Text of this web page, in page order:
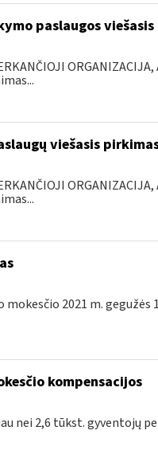
paslaugos
ORGANIZACIJA,
viešasis
ORGANIZACIJA,
2021 m. gegužės
kompensacijos
nei 2,6 tūkst. gyventojų